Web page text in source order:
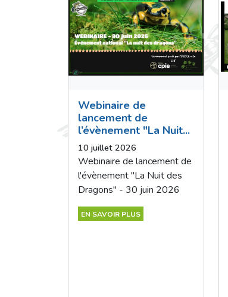
Webinaire de
lancement de
l’évènement "La Nuit...
10 juillet 2026
Webinaire de lancement de
l'évènement "La Nuit des
Dragons" - 30 juin 2026
EN SAVOIR PLUS